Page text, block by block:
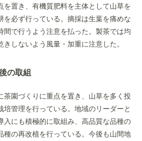
を置き、有機質肥料を主体として山草を
を必ず行っている。摘採は生葉を痛めな
間で行うよう注意を払った。製茶では均
しないよう風量・加重に注意した。
の取組
茶園づくりに重点を置き、山草を多く投
培管理を行っている。地域のリーダーと
入にも積極的に取組み、高品質な品種の
種の再改植を行っている。今後も山間地